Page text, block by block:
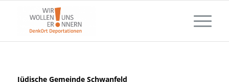
Jüdische Gemeinde Schwanfeld